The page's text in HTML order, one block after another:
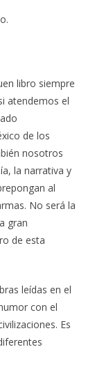
libro siempre
atendemos el
de los
nosotros
la narrativa y
al
No será la
gran
de esta
leídas en el
con el
Es